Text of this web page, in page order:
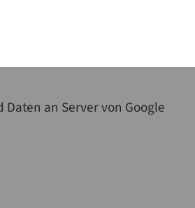
an Server von Google